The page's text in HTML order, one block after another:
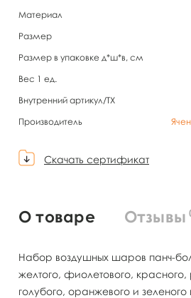
Материал
Размер
Размер в упаковке д*ш*в, см
Вес 1 ед.
Внутренний артикул/TX
Производитель
Скачать сертификат
О товаре Отзывы
Набор воздушных шаров панч-
желтого, фиолетового, красного,
голубого, оранжевого и зеленого